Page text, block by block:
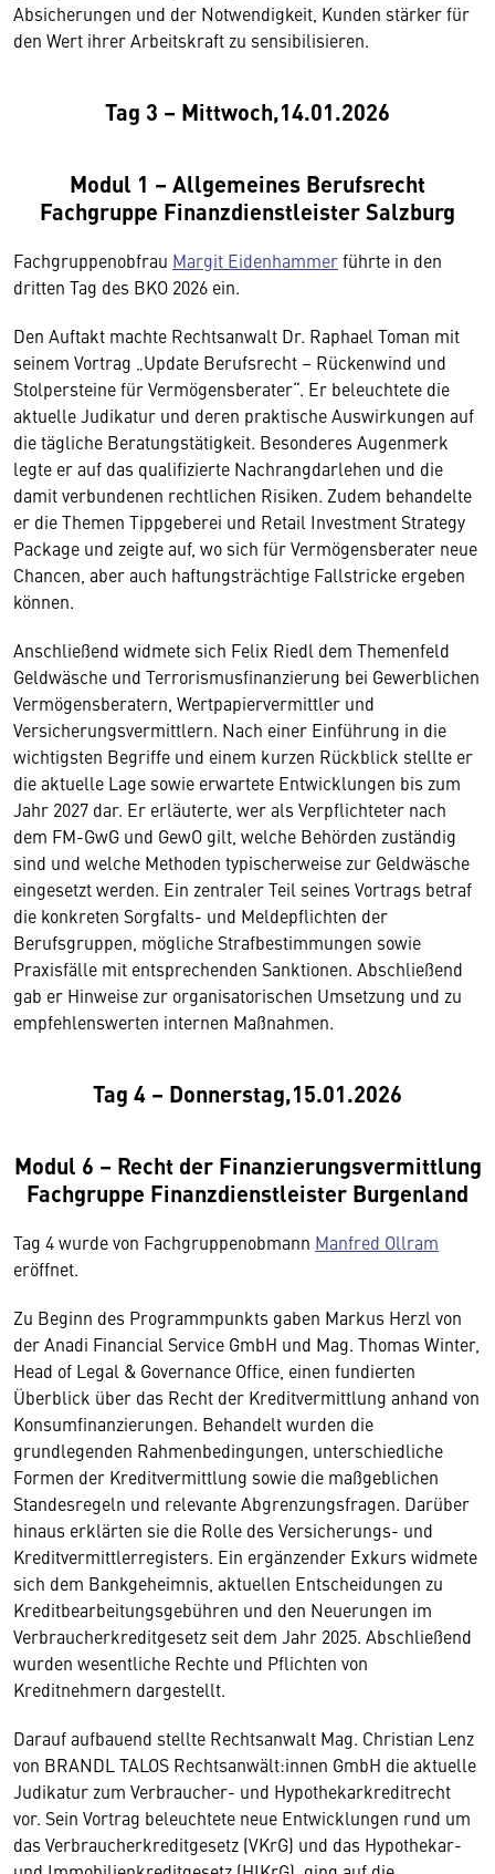
Absicherungen und der Notwendigkeit, Kunden stärker für
den Wert ihrer Arbeitskraft zu sensibilisieren.
Tag 3 – Mittwoch,14.01.2026
Modul 1 – Allgemeines Berufsrecht
Fachgruppe Finanzdienstleister Salzburg
Fachgruppenobfrau Margit Eidenhammerführte in den
dritten Tag des BKO 2026 ein.
Den Auftakt machte Rechtsanwalt Dr. Raphael Toman mit
seinem Vortrag „Update Berufsrecht – Rückenwind und
Stolpersteine für Vermögensberater“. Er beleuchtete die
aktuelle Judikatur und deren praktische Auswirkungen auf
die tägliche Beratungstätigkeit. Besonderes Augenmerk
legte er auf das qualifizierte Nachrangdarlehen und die
damit verbundenen rechtlichen Risiken. Zudem behandelte
er die Themen Tippgeberei und Retail Investment Strategy
Package und zeigte auf, wo sich für Vermögensberater neue
Chancen, aber auch haftungsträchtige Fallstricke ergeben
können.
Anschließend widmete sich Felix Riedl dem Themenfeld
Geldwäsche und Terrorismusfinanzierung bei Gewerblichen
Vermögensberatern, Wertpapiervermittler und
Versicherungsvermittlern. Nach einer Einführung in die
wichtigsten Begriffe und einem kurzen Rückblick stellte er
die aktuelle Lage sowie erwartete Entwicklungen bis zum
Jahr 2027 dar. Er erläuterte, wer als Verpflichteter nach
dem FM-GwG und GewO gilt, welche Behörden zuständig
sind und welche Methoden typischerweise zur Geldwäsche
eingesetzt werden. Ein zentraler Teil seines Vortrags betraf
die konkreten Sorgfalts- und Meldepflichten der
Berufsgruppen, mögliche Strafbestimmungen sowie
Praxisfälle mit entsprechenden Sanktionen. Abschließend
gab er Hinweise zur organisatorischen Umsetzung und zu
empfehlenswerten internen Maßnahmen.
Tag 4 – Donnerstag,15.01.2026
Modul 6 – Recht der Finanzierungsvermittlung
Fachgruppe Finanzdienstleister Burgenland
Tag 4 wurde von Fachgruppenobmann Manfred Ollram
eröffnet.
Zu Beginn des Programmpunkts gaben Markus Herzl von
der Anadi Financial Service GmbH und Mag. Thomas Winter,
Head of Legal & Governance Office, einen fundierten
Überblick über das Recht der Kreditvermittlung anhand von
Konsumfinanzierungen. Behandelt wurden die
grundlegenden Rahmenbedingungen, unterschiedliche
Formen der Kreditvermittlung sowie die maßgeblichen
Standesregeln und relevante Abgrenzungsfragen. Darüber
hinaus erklärten sie die Rolle des Versicherungs- und
Kreditvermittlerregisters. Ein ergänzender Exkurs widmete
sich dem Bankgeheimnis, aktuellen Entscheidungen zu
Kreditbearbeitungsgebühren und den Neuerungen im
Verbraucherkreditgesetz seit dem Jahr 2025. Abschließend
wurden wesentliche Rechte und Pflichten von
Kreditnehmern dargestellt.
Darauf aufbauend stellte Rechtsanwalt Mag. Christian Lenz
von BRANDL TALOS Rechtsanwält:innen GmbH die aktuelle
Judikatur zum Verbraucher- und Hypothekarkreditrecht
vor. Sein Vortrag beleuchtete neue Entwicklungen rund um
das Verbraucherkreditgesetz (VKrG) und das Hypothekar-